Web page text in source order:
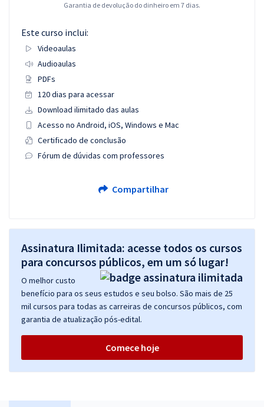
Garantia de devolução do dinheiro em 7 dias.
Este curso inclui:
Videoaulas
Audioaulas
PDFs
120 dias para acessar
Download ilimitado das aulas
Acesso no Android, iOS, Windows e Mac
Certificado de conclusão
Fórum de dúvidas com professores
Compartilhar
Assinatura Ilimitada: acesse todos os cursos
para concursos públicos, em um só lugar!
O melhor custo
benefício para os seus estudos e seu bolso. São mais de 25
mil cursos para todas as carreiras de concursos públicos, com
garantia de atualização pós-edital.
Comece hoje